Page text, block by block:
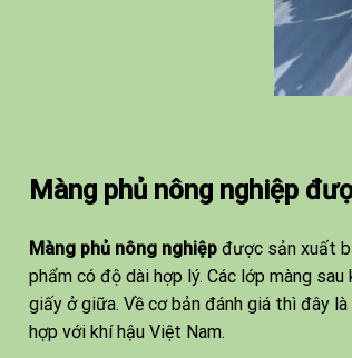
Màng phủ nông nghiệp
Màng phủ nông nghiệpđược sản xuất
phẩm có độ dài hợp lý. Các lớp màng
giấy ở giữa. Về cơ bản đánh giá thì đây
hợp với khí hậu Việt Nam.